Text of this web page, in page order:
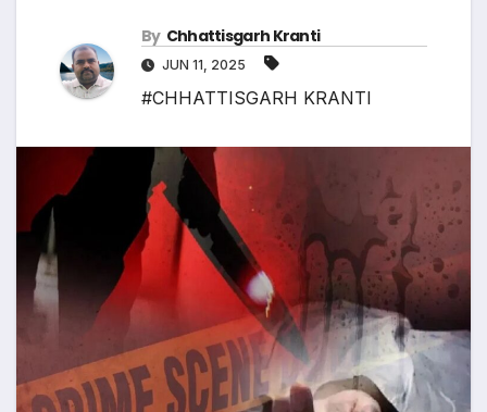
By Chhattisgarh Kranti
JUN 11, 2025
#CHHATTISGARH KRANTI